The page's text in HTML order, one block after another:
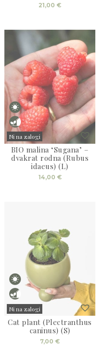
21,00 €
Ni na zalogi
Sold
BIO malina ‘Sugana’ –
dvakrat rodna (Rubus
idaeus) (L)
14,00 €
Ni na zalogi
Sold
Cat plant (Plectranthus
caninus) (S)
7,00 €